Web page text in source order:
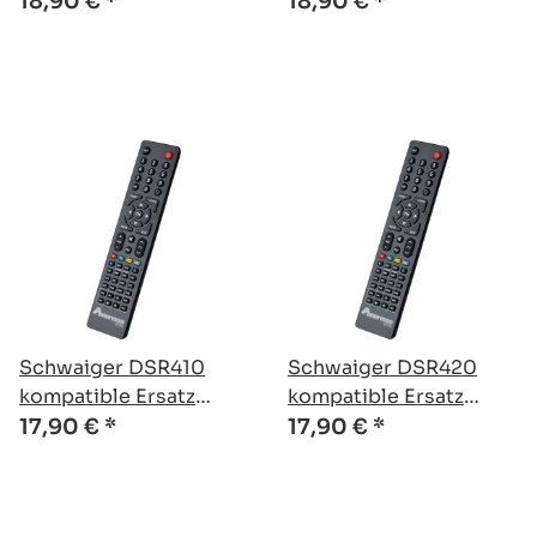
Schwaiger DSR410
kompatible Ersatz
Fernbedienung
17,90 € *
Schwaiger DSR420
kompatible Ersatz
Fernbedienung
17,90 € *